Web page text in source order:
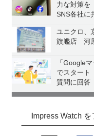
力な対策
SNS各社に
ユニクロ、
旗艦店 河
「Google
でスター
質問に回答
Impress Watch